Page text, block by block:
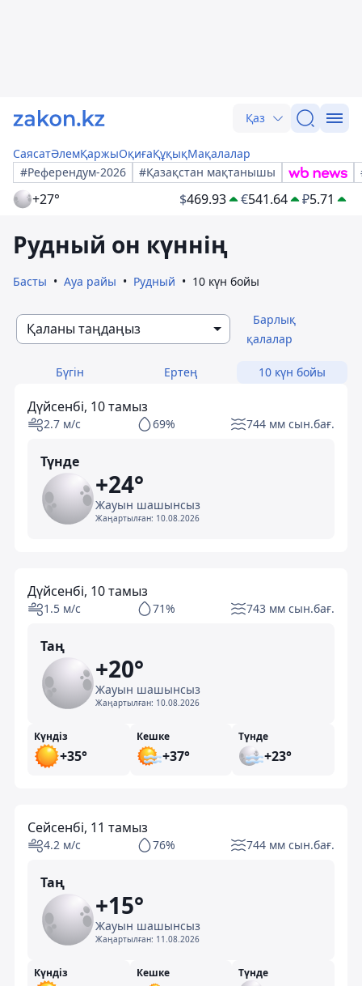
Қаз
СаясатӘлемҚаржыОқиғаҚұқықМақалалар
#Референдум-2026
#Қазақстан мақтанышы
+27° $469.93 €541.64 ₽5.71
Рудный он күннің
Басты Ауа райы Рудный 10 күн бойы
Қаланы таңдаңыз
Барлық
қалалар
Бүгін Ертең 10 күн бойы
Дүйсенбі, 10 тамыз
2.7 м/с 69% 744 мм сын.бағ.
Түнде
+24°
Жауын шашынсыз
Жаңартылған: 10.08.2026
Дүйсенбі, 10 тамыз
1.5 м/с 71% 743 мм сын.бағ.
Таң
+20°
Жауын шашынсыз
Жаңартылған: 10.08.2026
Күндіз
+35°
Кешке
+37°
Түнде
+23°
Сейсенбі, 11 тамыз
4.2 м/с 76% 744 мм сын.бағ.
Таң
+15°
Жауын шашынсыз
Жаңартылған: 11.08.2026
Күндіз Кешке Түнде